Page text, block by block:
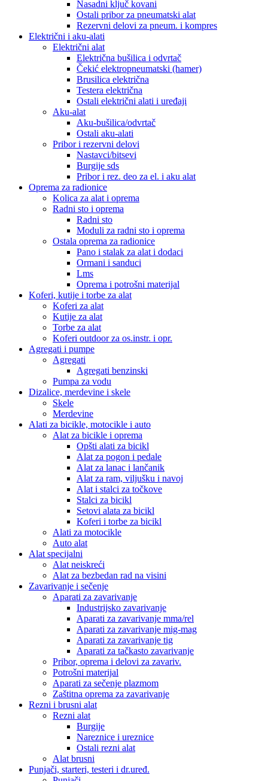
Nasadni ključ kovani
Ostali pribor za pneumatski alat
Rezervni delovi za pneum. i kompres
Električni i aku-alati
Električni alat
Električna bušilica i odvrtač
Čekić elektropneumatski (hamer)
Brusilica električna
Testera električna
Ostali električni alati i uređaji
Aku-alat
Aku-bušilica/odvrtač
Ostali aku-alati
Pribor i rezervni delovi
Nastavci/bitsevi
Burgije sds
Pribor i rez. deo za el. i aku alat
Oprema za radionice
Kolica za alat i oprema
Radni sto i oprema
Radni sto
Moduli za radni sto i oprema
Ostala oprema za radionice
Pano i stalak za alat i dodaci
Ormani i sanduci
Lms
Oprema i potrošni materijal
Koferi, kutije i torbe za alat
Koferi za alat
Kutije za alat
Torbe za alat
Koferi outdoor za os.instr. i opr.
Agregati i pumpe
Agregati
Agregati benzinski
Pumpa za vodu
Dizalice, merdevine i skele
Skele
Merdevine
Alati za bicikle, motocikle i auto
Alat za bicikle i oprema
Opšti alati za bicikl
Alat za pogon i pedale
Alat za lanac i lančanik
Alat za ram, viljušku i navoj
Alat i stalci za točkove
Stalci za bicikl
Setovi alata za bicikl
Koferi i torbe za bicikl
Alati za motocikle
Auto alat
Alat specijalni
Alat neiskreći
Alat za bezbedan rad na visini
Zavarivanje i sečenje
Aparati za zavarivanje
Industrijsko zavarivanje
Aparati za zavarivanje mma/rel
Aparati za zavarivanje mig-mag
Aparati za zavarivanje tig
Aparati za tačkasto zavarivanje
Pribor, oprema i delovi za zavariv.
Potrošni materijal
Aparati za sečenje plazmom
Zaštitna oprema za zavarivanje
Rezni i brusni alat
Rezni alat
Burgije
Nareznice i ureznice
Ostali rezni alat
Alat brusni
Punjači, starteri, testeri i dr.uređ.